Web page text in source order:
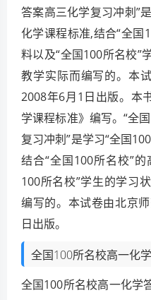
答案高三化学复习冲刺”
化学课程标准,结合“全国
料以及“全国100所名校”
教学实际而编写的。本
2008年6月1日出版。本
学课程标准》编写。“全
复习冲刺”是学习“全国
结合“全国100所名校”
100所名校”学生的学习
编写的。本试卷由北京
日出版。
全国100所名校高一化
全国100所名校高一化学